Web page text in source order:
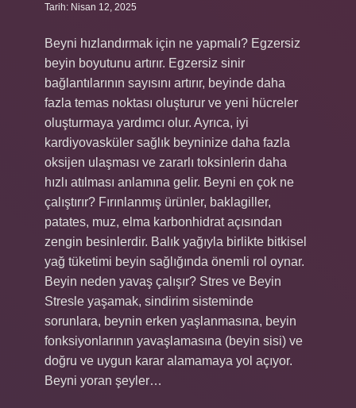
Tarih: Nisan 12, 2025
Beyni hızlandırmak için ne yapmalı? Egzersiz
beyin boyutunu artırır. Egzersiz sinir
bağlantılarının sayısını artırır, beyinde daha
fazla temas noktası oluşturur ve yeni hücreler
oluşturmaya yardımcı olur. Ayrıca, iyi
kardiyovasküler sağlık beyninize daha fazla
oksijen ulaşması ve zararlı toksinlerin daha
hızlı atılması anlamına gelir. Beyni en çok ne
çalıştırır? Fırınlanmış ürünler, baklagiller,
patates, muz, elma karbonhidrat açısından
zengin besinlerdir. Balık yağıyla birlikte bitkisel
yağ tüketimi beyin sağlığında önemli rol oynar.
Beyin neden yavaş çalışır? Stres ve Beyin
Stresle yaşamak, sindirim sisteminde
sorunlara, beynin erken yaşlanmasına, beyin
fonksiyonlarının yavaşlamasına (beyin sisi) ve
doğru ve uygun karar alamamaya yol açıyor.
Beyni yoran şeyler…